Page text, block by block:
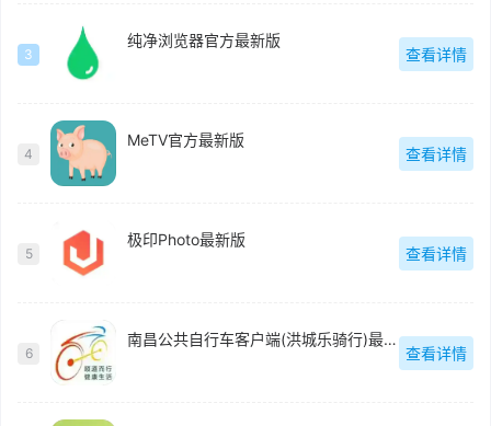
3
纯净浏览器官方最新版
查看详情
4
MeTV官方最新版
查看详情
5
极印Photo最新版
查看详情
6
南昌公共自行车客户端(洪城乐骑行)最新版
查看详情